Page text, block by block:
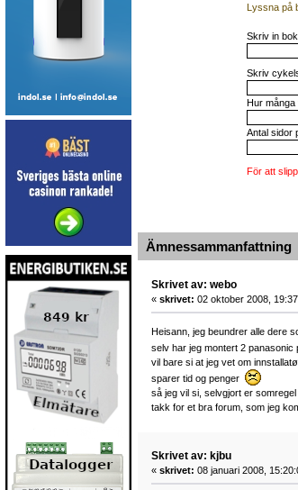
Lyssna på
Skriv in
Skriv
Hur
Antal sidor
För att
Ämnessammanfattning
Skrivet av: webo
« skrivet: 02 oktober 2008,
Heisann, jeg beundrer alle dere
selv har jeg montert 2
vil bare si at jeg vet om
sparer tid og penger
så jeg vil si, selvgjort er
takk for et bra forum, som jeg
Skrivet av: kjbu
« skrivet: 08 januari 2008,